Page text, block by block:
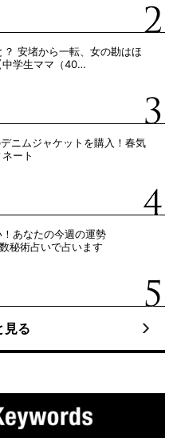
？ 安堵から一転、女の勘はほ
中学生ママ（40…
ニムジャケットを購入！春気
ート
あなたの今週の運勢
秘術占いで占います
見る